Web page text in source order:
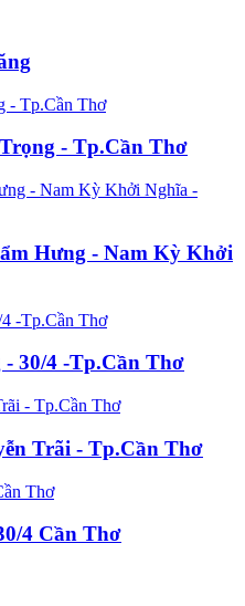
- Tp.Cần Thơ
Hưng - Nam Kỳ Khởi
30/4 -Tp.Cần Thơ
Trãi - Tp.Cần Thơ
4 Cần Thơ